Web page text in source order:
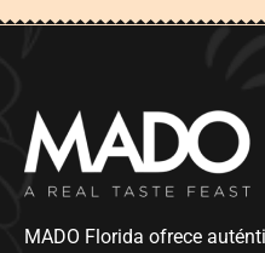
MADO Florida ofrece